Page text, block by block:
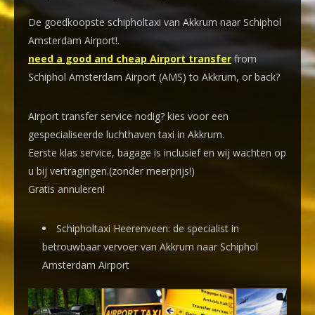
De goedkoopste schipholtaxi van Akkrum naar Schiphol
Amsterdam Airport!.
need a good and cheap Airport transfer from
Schiphol Amsterdam Airport (AMS) to Akkrum, or back?
Airport transfer service nodig? kies voor een
gespecialiseerde luchthaven taxi in Akkrum.
Eerste klas service, bagage is inclusief en wij wachten op
u bij vertragingen.(zonder meerprijs!)
Gratis annuleren!
Schipholtaxi Heerenveen: de specialist in
betrouwbaar vervoer van Akkrum naar Schiphol
Amsterdam Airport